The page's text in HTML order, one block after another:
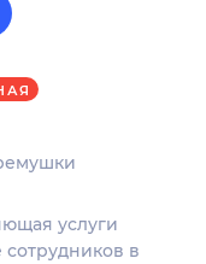
услуги
сотрудников в